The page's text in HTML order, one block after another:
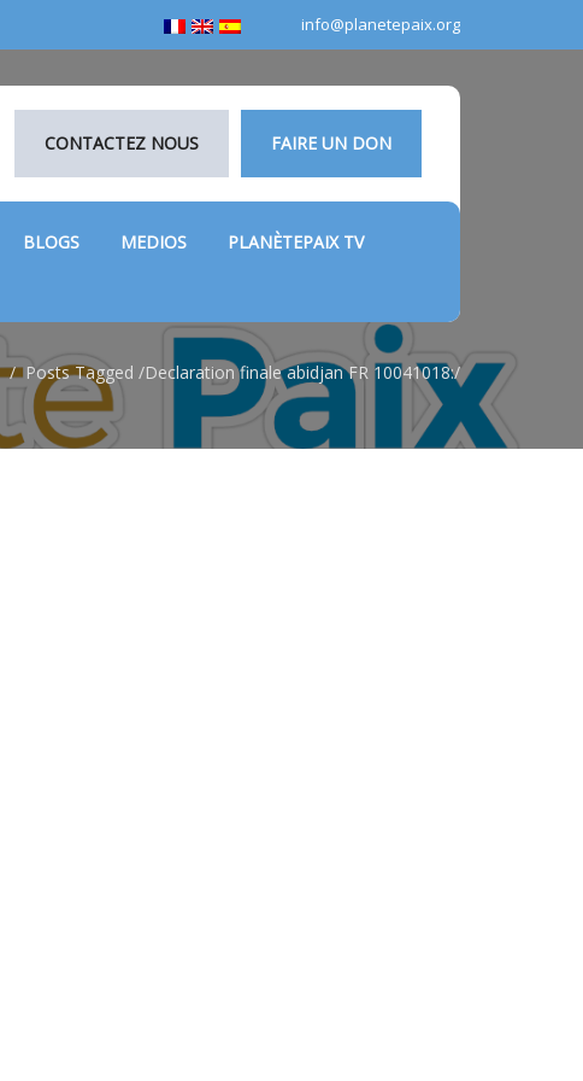
info@planetepaix.org
FAIRE UN DON
CONTACTEZ NOUS
BLOGS MEDIOS PLANÈTEPAIX TV
Posts Tagged /Declaration finale abidjan FR 10041018:/